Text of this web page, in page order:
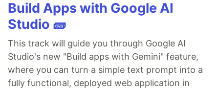
Build Apps with Google AI
Studio 🧱
This track will guide you through Google AI
Studio's new "Build apps with Gemini" feature,
where you can turn a simple text prompt into a
fully functional, deployed web application in